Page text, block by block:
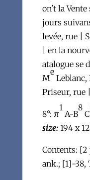
on't la Vente
jours
levée, rue |
| en la
atalogue se
M
e
Priseur, rue
8°: π
1
A-B
8
C
size:194 x
Contents: [2
ank.; [1]-38,